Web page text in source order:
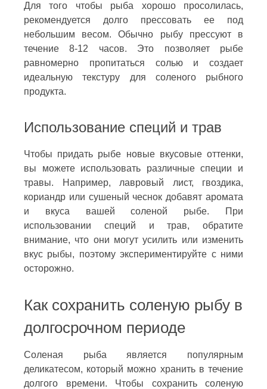
Для того чтобы рыба хорошо просолилась,
рекомендуется долго прессовать ее под
небольшим весом. Обычно рыбу прессуют в
течение 8-12 часов. Это позволяет рыбе
равномерно пропитаться солью и создает
идеальную текстуру для соленого рыбного
продукта.
Использование специй и трав
Чтобы придать рыбе новые вкусовые оттенки,
вы можете использовать различные специи и
травы. Например, лавровый лист, гвоздика,
кориандр или сушеный чеснок добавят аромата
и вкуса вашей соленой рыбе. При
использовании специй и трав, обратите
внимание, что они могут усилить или изменить
вкус рыбы, поэтому экспериментируйте с ними
осторожно.
Как сохранить соленую рыбу в
долгосрочном периоде
Соленая рыба является популярным
деликатесом, который можно хранить в течение
долгого времени. Чтобы сохранить соленую